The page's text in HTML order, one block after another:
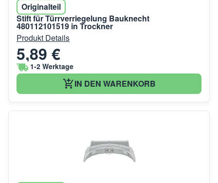
Originalteil
Stift für Türrverriegelung Bauknecht
480112101519 in Trockner
Produkt Details
5,89 €
1-2 Werktage
IN DEN WARENKORB